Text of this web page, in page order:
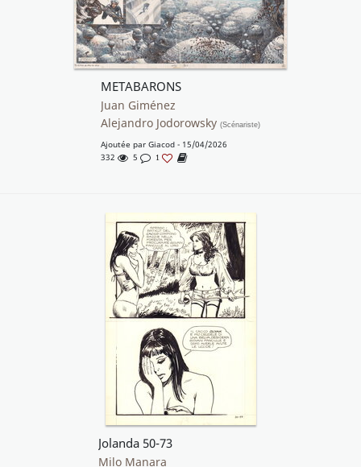
METABARONS
Juan Giménez
Alejandro Jodorowsky (Scénariste)
Ajoutée par Giacod - 15/04/2026
332
5 1
Jolanda 50-73
Milo Manara